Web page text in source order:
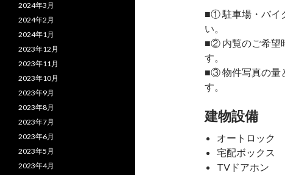
■① 駐車場・バイ
い。
■② 内覧のご希望
す。
■③ 物件写真の量
す。
建物設備
オートロック
宅配ボックス
TVドアホン
2024年3月
2024年2月
2024年1月
2023年12月
2023年11月
2023年10月
2023年9月
2023年8月
2023年7月
2023年6月
2023年5月
2023年4月